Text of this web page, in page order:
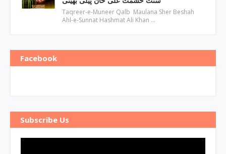
Taqreer-e-Muneer Qalb Maulana Sher Beshah
Ahl-e-Sunnat Hashmat Ali Khan …
Facebook
Subscribe Us